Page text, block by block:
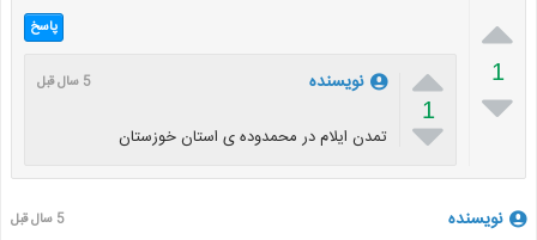

1

پاسخ

1

نویسنده 5 سال قبل
تمدن ایلام در محمدوده ی استان خوزستان
نویسنده 5 سال قبل